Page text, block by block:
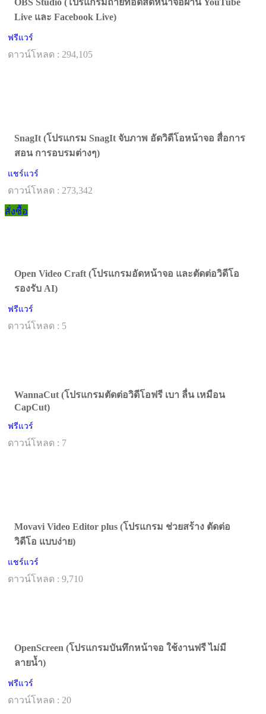
OBS Studio (โปรแกรมถ่ายทอดสดหน้าจอผ่าน YouTube
Live และ Facebook Live)
ฟรีแวร์
ดาวน์โหลด : 294,105
SnagIt (โปรแกรม SnagIt จับภาพ อัดวิดีโอหน้าจอ สื่อการ
สอน การอบรมต่างๆ)
แชร์แวร์
ดาวน์โหลด : 273,342
สั่งซื้อ
Open Video Craft (โปรแกรมอัดหน้าจอ และตัดต่อวิดีโอ
รองรับ AI)
ฟรีแวร์
ดาวน์โหลด : 5
WannaCut (โปรแกรมตัดต่อวิดีโอฟรี เบา ลื่น เหมือน
CapCut)
ฟรีแวร์
ดาวน์โหลด : 7
Movavi Video Editor plus (โปรแกรม ช่วยสร้าง ตัดต่อ
วิดีโอ แบบง่าย)
แชร์แวร์
ดาวน์โหลด : 9,710
OpenScreen (โปรแกรมบันทึกหน้าจอ ใช้งานฟรี ไม่มี
ลายน้ำ)
ฟรีแวร์
ดาวน์โหลด : 20